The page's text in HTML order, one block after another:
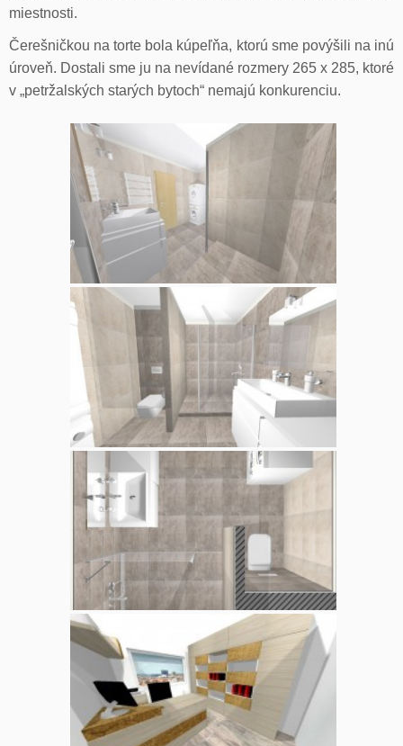
miestnosti.
Čerešničkou na torte bola kúpeľňa, ktorú sme povýšili na inú
úroveň. Dostali sme ju na nevídané rozmery 265 x 285, ktoré
v „petržalských starých bytoch“ nemajú konkurenciu.